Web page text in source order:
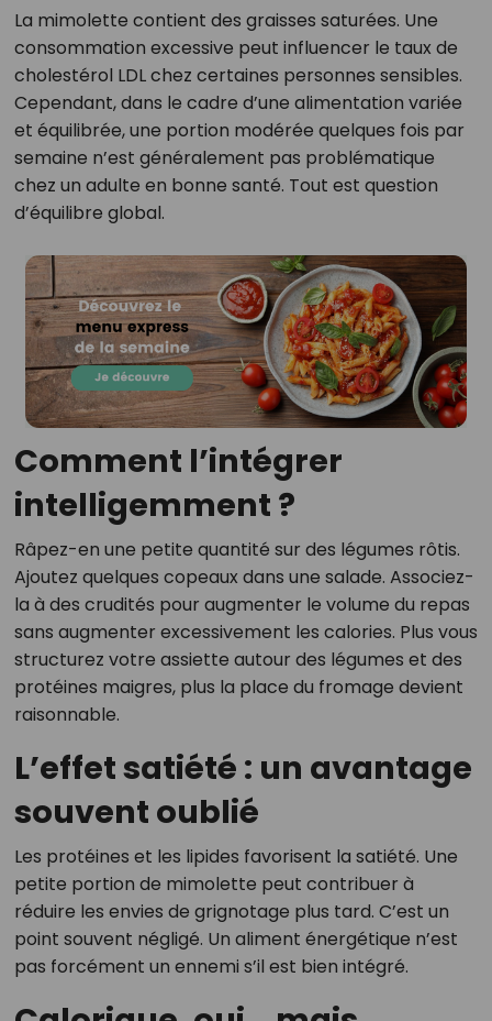
La mimolette contient des graisses saturées. Une
consommation excessive peut influencer le taux de
cholestérol LDL chez certaines personnes sensibles.
Cependant, dans le cadre d’une alimentation variée
et équilibrée, une portion modérée quelques fois par
semaine n’est généralement pas problématique
chez un adulte en bonne santé. Tout est question
d’équilibre global.
Comment l’intégrer
intelligemment ?
Râpez-en une petite quantité sur des légumes rôtis.
Ajoutez quelques copeaux dans une salade. Associez-
la à des crudités pour augmenter le volume du repas
sans augmenter excessivement les calories. Plus vous
structurez votre assiette autour des légumes et des
protéines maigres, plus la place du fromage devient
raisonnable.
L’effet satiété : un avantage
souvent oublié
Les protéines et les lipides favorisent la satiété. Une
petite portion de mimolette peut contribuer à
réduire les envies de grignotage plus tard. C’est un
point souvent négligé. Un aliment énergétique n’est
pas forcément un ennemi s’il est bien intégré.